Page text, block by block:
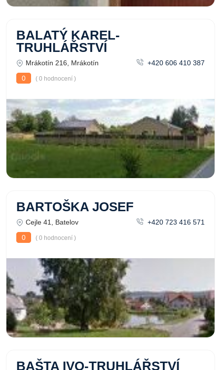
BALATÝ KAREL-
TRUHLÁŘSTVÍ
Mrákotín 216, Mrákotín
+420 606 410 387
0
( 0 hodnocení )
BARTOŠKA JOSEF
Cejle 41, Batelov
+420 723 416 571
0
( 0 hodnocení )
BAŠTA IVO-TRUHLÁŘSTVÍ